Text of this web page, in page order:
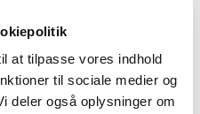
at tilpasse vores indhold
til sociale medier og
deler også oplysninger om